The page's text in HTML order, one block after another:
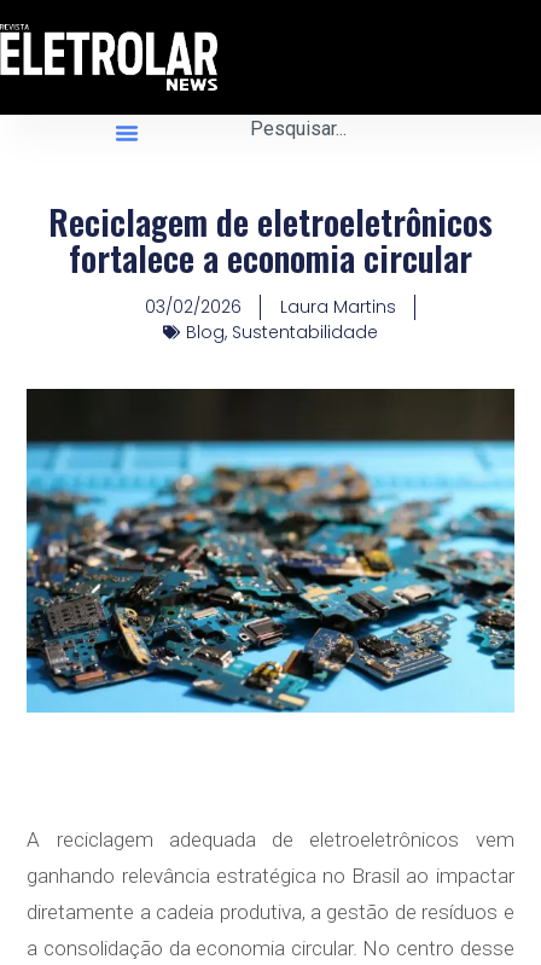
Reciclagem de eletroeletrônicos
fortalece a economia circular
03/02/2026
Laura Martins
Blog, Sustentabilidade
A reciclagem adequada de eletroeletrônicos vem
ganhando relevância estratégica no Brasil ao impactar
diretamente a cadeia produtiva, a gestão de resíduos e
a consolidação da economia circular. No centro desse